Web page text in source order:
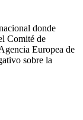
donde
Comité de
Europea de
sobre la